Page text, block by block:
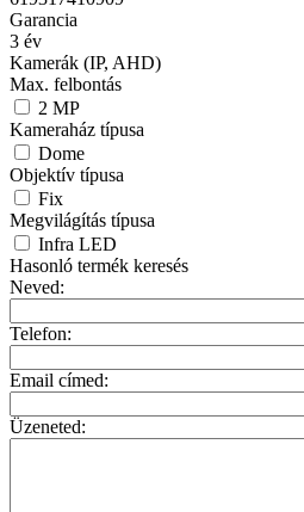
Garancia
3 év
Kamerák (IP, AHD)
Max. felbontás
2 MP
Kameraház típusa
Dome
Objektív típusa
Fix
Megvilágítás típusa
Infra LED
Hasonló termék keresés
Neved:
Telefon:
Email címed:
Üzeneted: